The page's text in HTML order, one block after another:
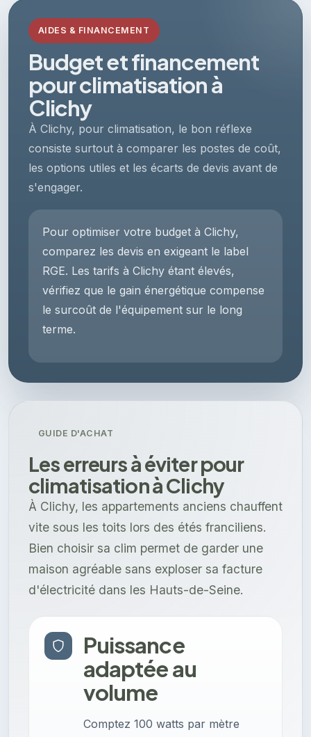
AIDES & FINANCEMENT
Budget et financement
pour climatisation à
Clichy
À Clichy, pour climatisation, le bon réflexe
consiste surtout à comparer les postes de coût,
les options utiles et les écarts de devis avant de
s'engager.
Pour optimiser votre budget à Clichy,
comparez les devis en exigeant le label
RGE. Les tarifs à Clichy étant élevés,
vérifiez que le gain énergétique compense
le surcoût de l'équipement sur le long
terme.
GUIDE D'ACHAT
Les erreurs à éviter pour
climatisation à Clichy
À Clichy, les appartements anciens chauffent
vite sous les toits lors des étés franciliens.
Bien choisir sa clim permet de garder une
maison agréable sans exploser sa facture
d'électricité dans les Hauts-de-Seine.
Puissance
adaptée au
volume
Comptez 100 watts par mètre